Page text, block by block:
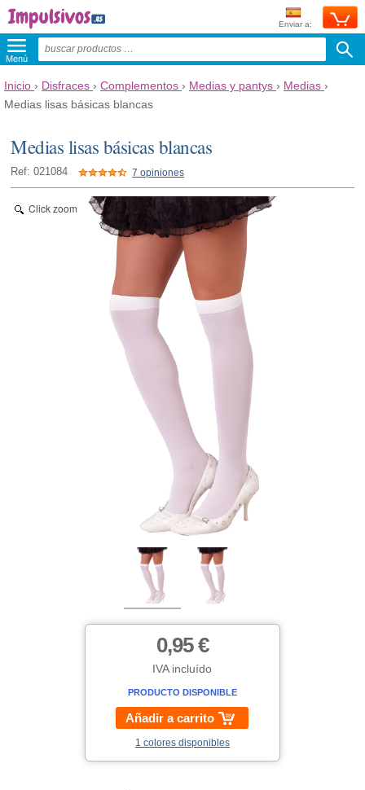
Enviar a:
Menú
Inicio › Disfraces › Complementos › Medias y pantys › Medias ›
Medias lisas básicas blancas
Medias lisas básicas blancas
Ref: 021084 7 opiniones
Click zoom
0,95 €
IVA incluído
PRODUCTO DISPONIBLE
Añadir a carrito
1 colores disponibles